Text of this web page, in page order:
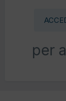
per